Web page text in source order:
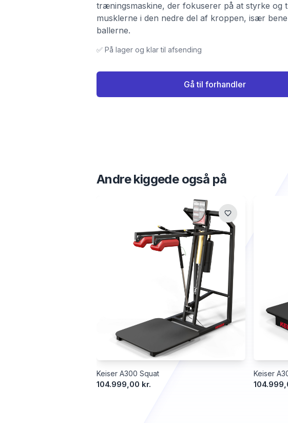
træningsmaskine, der fokuserer på at styrke og
musklerne i den nedre del af kroppen, især
ballerne.
✅ På lager og klar til afsending
Gå til forhandler
Andre kiggede også på
Keiser A300 Squat
104.999,00 kr.
Keiser